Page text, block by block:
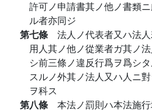
許可ノ申請書其ノ他ノ書類
ル者亦同ジ
第七條 法人ノ代表者又ハ法
用人其ノ他ノ從業者ガ其ノ
シ前三條ノ違反行爲ヲ爲シ
スルノ外其ノ法人又ハ人ニ
ヲ科ス
第八條 本法ノ罰則ハ本法施